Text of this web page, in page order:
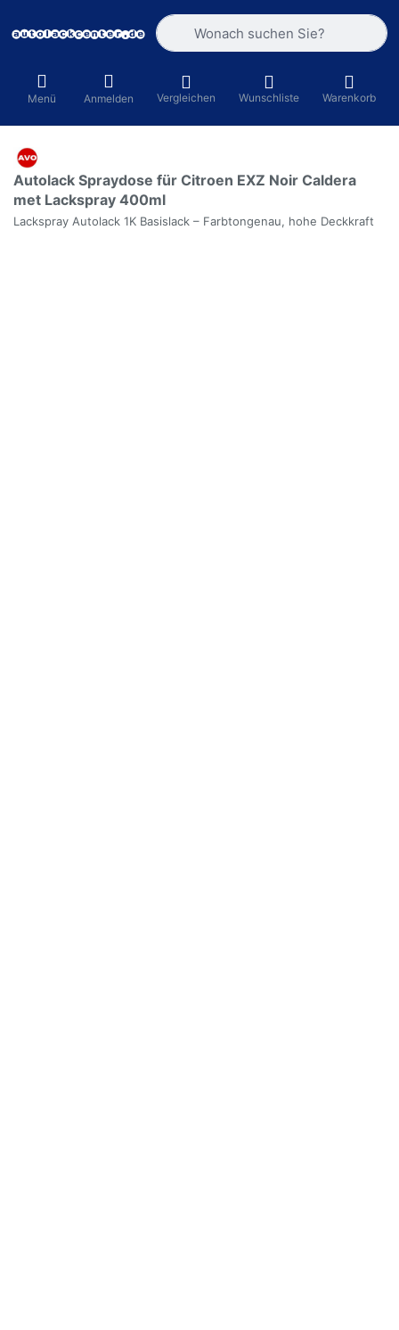
Geben Sie einen Suchbegriff ein.
Menü Anmelden Vergleichen Wunschliste Warenkorb
Autolack Spraydose für Citroen EXZ Noir Caldera
met Lackspray 400ml
Lackspray Autolack 1K Basislack – Farbtongenau, hohe Deckkraft